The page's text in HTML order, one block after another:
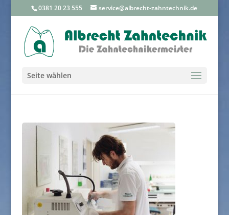
0381 20 23 555 service@albrecht-zahntechnik.de
Seite wählen